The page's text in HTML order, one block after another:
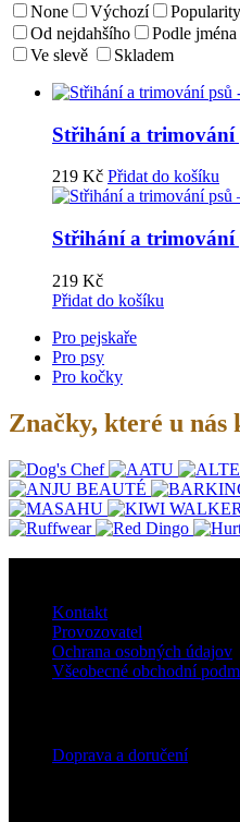
None
Výchozí Popularity
Od nejdahšího
Podle jména
Ve slevě
Skladem
Střihání a trimování
219 Kč Přidat do košíku
Střihání a trimování
219 Kč
Přidat do košíku
Pro pejskaře
Pro psy
Pro kočky
Značky, které u nás
Kontakt
Provozovatel
Ochrana osobných údajov
Všeobecné obchodní
Doprava a doručení